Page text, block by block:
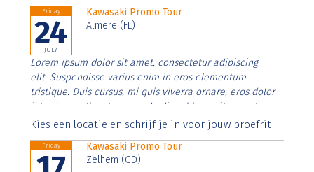
Friday
24
JULY
Kawasaki Promo Tour
Almere (FL)
Lorem ipsum dolor sit amet, consectetur adipiscing
elit. Suspendisse varius enim in eros elementum
tristique. Duis cursus, mi quis viverra ornare, eros dolor
interdum nulla, ut commodo diam libero vitae erat.
Aenean faucibus nibh et justo cursus id rutrum lorem
Kies een locatie en schrijf je in voor jouw proefrit
Friday
Kawasaki Promo Tour
Zelhem (GD)